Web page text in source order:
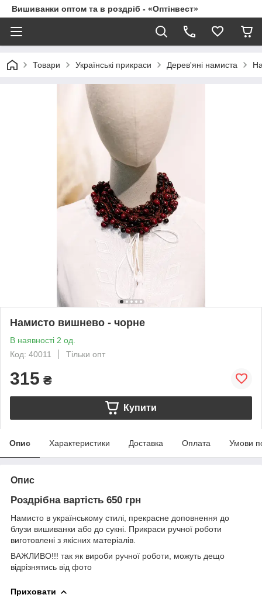
Вишиванки оптом та в роздріб - «Оптінвест»
Товари Українські прикраси Дерев'яні намиста
Намисто вишнево - чорне
В наявності 2 од.
Код: 40011
Тільки опт
315 ₴
Купити
Опис Характеристики Доставка Оплата Умови
Опис
Роздрібна вартість 650 грн
Намисто в українському стилі, прекрасне доповнення до
блузи вишиванки або до сукні. Прикраси ручної роботи
виготовлені з якісних матеріалів.
ВАЖЛИВО!!! так як вироби ручної роботи, можуть дещо
відрізнятись від фото
Приховати